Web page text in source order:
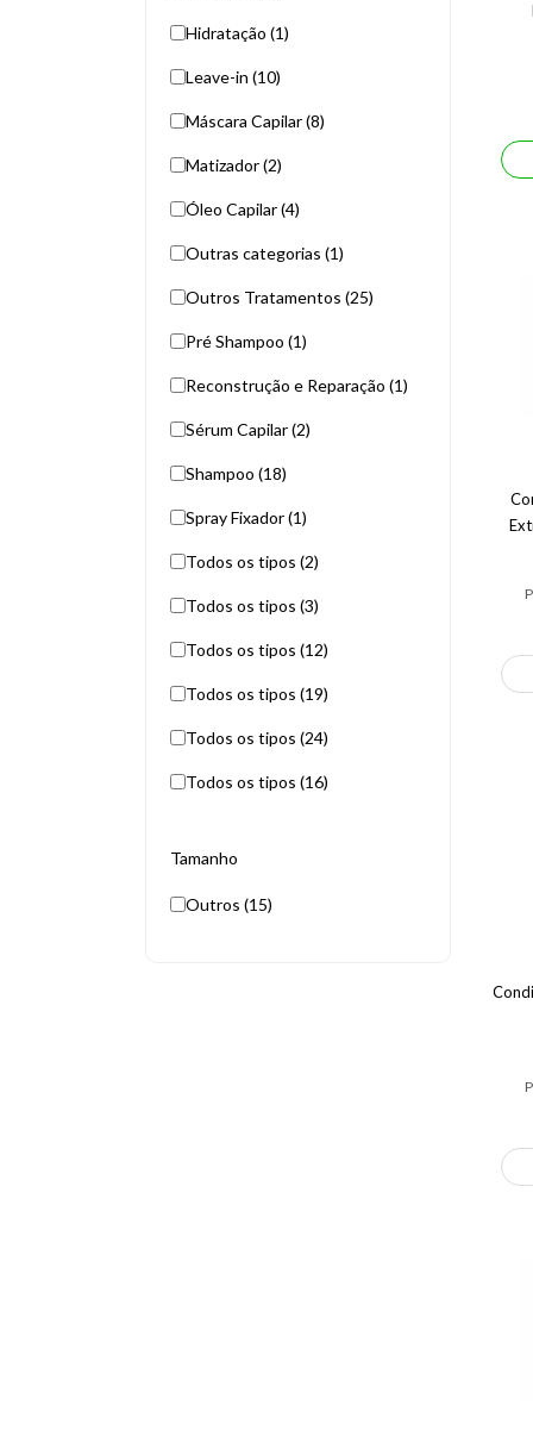
Hidratação (1)
Leave-in (10)
Máscara Capilar (8)
Matizador (2)
Óleo Capilar (4)
Outras categorias (1)
Outros Tratamentos (25)
Pré Shampoo (1)
Reconstrução e Reparação (1)
Sérum Capilar (2)
Shampoo (18)
Spray Fixador (1)
Todos os tipos (2)
Todos os tipos (3)
Todos os tipos (12)
Todos os tipos (19)
Todos os tipos (24)
Todos os tipos (16)
Tamanho
Outros (15)